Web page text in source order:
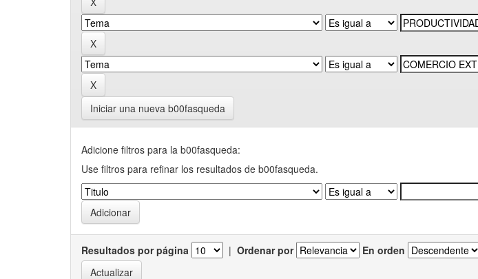
Iniciar una nueva b00fasqueda
Adicione filtros para la b00fasqueda:
Use filtros para refinar los resultados de b00fasqueda.
Resultados por página | Ordenar por En orden